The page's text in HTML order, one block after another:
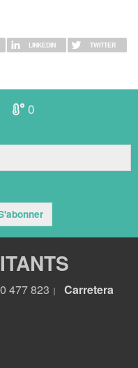
LINKEDIN TWITTER
0
477 823
Carretera